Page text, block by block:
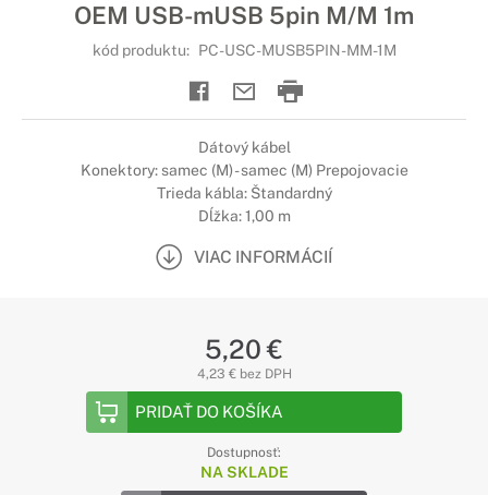
OEM USB-mUSB 5pin M/M 1m
kód produktu: PC-USC-MUSB5PIN-MM-1M
Dátový kábel
Konektory: samec (M) - samec (M) Prepojovacie
Trieda kábla: Štandardný
Dĺžka: 1,00 m
VIAC INFORMÁCIÍ
5,20 €
4,23 € bez DPH
PRIDAŤ DO KOŠÍKA
Dostupnosť:
NA SKLADE